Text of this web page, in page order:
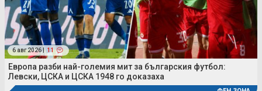
6 авг 2026 | 11
Европа разби най-големия мит за българския футбол:
Левски, ЦСКА и ЦСКА 1948 го доказаха